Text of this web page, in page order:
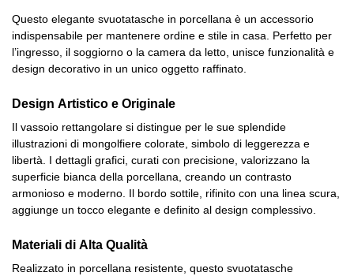
Questo elegante svuotatasche in porcellana è un accessorio
indispensabile per mantenere ordine e stile in casa. Perfetto per
l’ingresso, il soggiorno o la camera da letto, unisce funzionalità e
design decorativo in un unico oggetto raffinato.
Design Artistico e Originale
Il vassoio rettangolare si distingue per le sue splendide
illustrazioni di mongolfiere colorate, simbolo di leggerezza e
libertà. I dettagli grafici, curati con precisione, valorizzano la
superficie bianca della porcellana, creando un contrasto
armonioso e moderno. Il bordo sottile, rifinito con una linea scura,
aggiunge un tocco elegante e definito al design complessivo.
Materiali di Alta Qualità
Realizzato in porcellana resistente, questo svuotatasche